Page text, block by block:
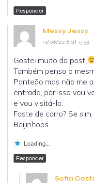
Responder
Messy Jessy
19/06/2018 at 17:33
Gostei muito do post
Também penso o
Panteão mas não me
entrada, por isso vou
e vou visitá-lo.
Foste de carro? Se
Beijinhoos
Loading...
Responder
Sofia